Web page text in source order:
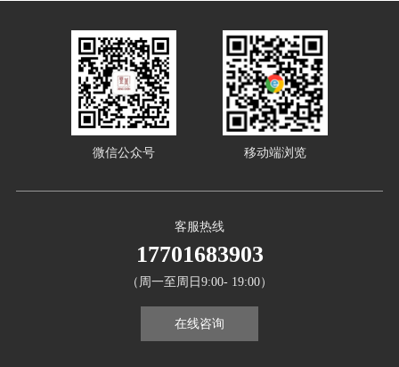
客服热线
17701683903
（周一至周日9:00- 19:00）
在线咨询
微信公众号 移动端浏览